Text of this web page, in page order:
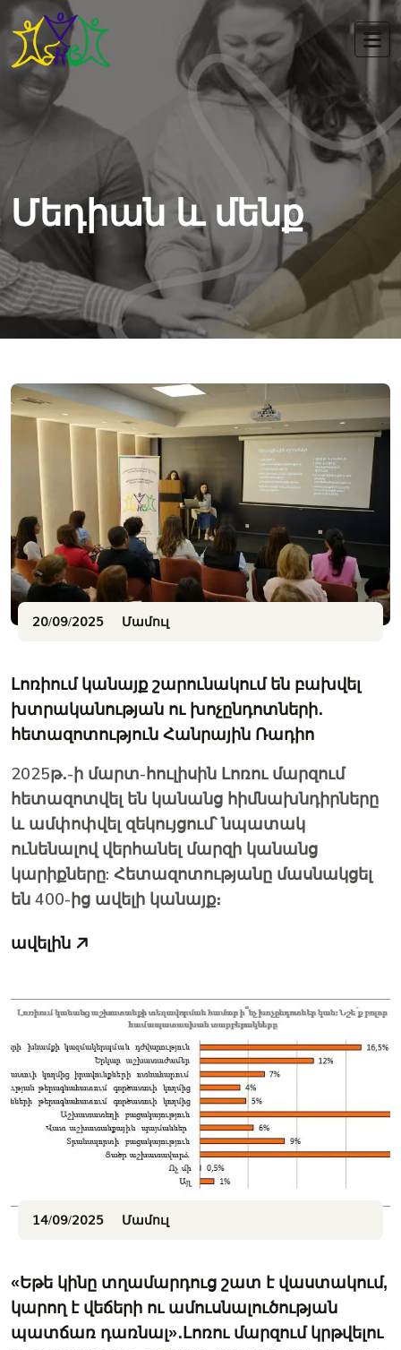
Մեդիան և մենք
20/09/2025 Մամուլ
Լոռիում կանայք շարունակում են բախվել
խտրականության ու խոչընդոտների․
հետազոտություն Հանրային Ռադիո
2025թ․-ի մարտ-հուլիսին Լոռու մարզում
հետազոտվել են կանանց հիմնախնդիրները
և ամփոփվել զեկույցում՝ նպատակ
ունենալով վերհա­նել մարզի կանանց
կարիքները: Հետազոտությանը մասնակցել
են 400-ից ավելի կանայք։
ավելին
14/09/2025 Մամուլ
«Եթե կինը տղամարդուց շատ է վաստակում,
կարող է վեճերի ու ամուսնալուծության
պատճառ դառնալ»․Լոռու մարզում կրթվելու